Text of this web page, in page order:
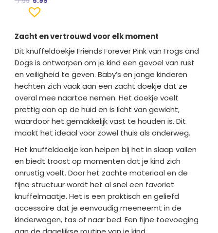
Zacht en vertrouwd voor elk moment
Dit knuffeldoekje Friends Forever Pink van Frogs and
Dogs is ontworpen om je kind een gevoel van rust
en veiligheid te geven. Baby’s en jonge kinderen
hechten zich vaak aan een zacht doekje dat ze
overal mee naartoe nemen. Het doekje voelt
prettig aan op de huid en is licht van gewicht,
waardoor het gemakkelijk vast te houden is. Dit
maakt het ideaal voor zowel thuis als onderweg.
Het knuffeldoekje kan helpen bij het in slaap vallen
en biedt troost op momenten dat je kind zich
onrustig voelt. Door het zachte materiaal en de
fijne structuur wordt het al snel een favoriet
knuffelmaatje. Het is een praktisch en geliefd
accessoire dat je eenvoudig meeneemt in de
kinderwagen, tas of naar bed. Een fijne toevoeging